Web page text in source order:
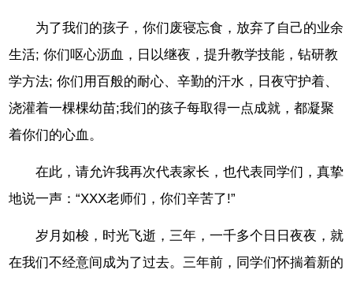
为了我们的孩子，你们废寝忘食，放弃了自己的业余
生活; 你们呕心沥血，日以继夜，提升教学技能，钻研教
学方法; 你们用百般的耐心、辛勤的汗水，日夜守护着、
浇灌着一棵棵幼苗;我们的孩子每取得一点成就，都凝聚
着你们的心血。
在此，请允许我再次代表家长，也代表同学们，真挚
地说一声：“XXX老师们，你们辛苦了!”
岁月如梭，时光飞逝，三年，一千多个日日夜夜，就
在我们不经意间成为了过去。三年前，同学们怀揣着新的